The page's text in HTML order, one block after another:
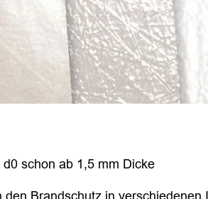
schon ab 1,5 mm Dicke
den Brandschutz in